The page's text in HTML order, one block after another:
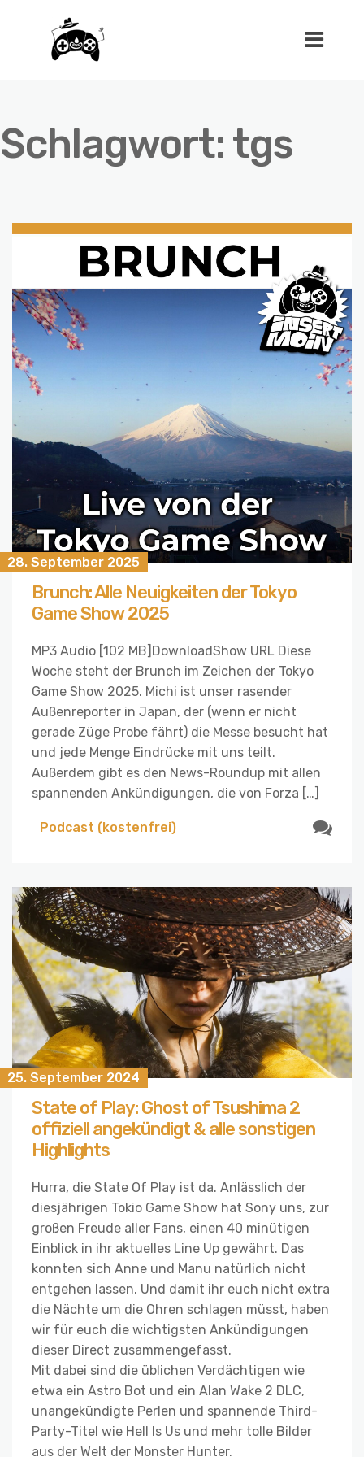
Schlagwort: tgs
28. September 2025
Brunch: Alle Neuigkeiten der Tokyo
Game Show 2025
MP3 Audio [102 MB]DownloadShow URL Diese
Woche steht der Brunch im Zeichen der Tokyo
Game Show 2025. Michi ist unser rasender
Außenreporter in Japan, der (wenn er nicht
gerade Züge Probe fährt) die Messe besucht hat
und jede Menge Eindrücke mit uns teilt.
Außerdem gibt es den News-Roundup mit allen
spannenden Ankündigungen, die von Forza […]
Podcast (kostenfrei)
25. September 2024
State of Play: Ghost of Tsushima 2
offiziell angekündigt & alle sonstigen
Highlights
Hurra, die State Of Play ist da. Anlässlich der
diesjährigen Tokio Game Show hat Sony uns, zur
großen Freude aller Fans, einen 40 minütigen
Einblick in ihr aktuelles Line Up gewährt. Das
konnten sich Anne und Manu natürlich nicht
entgehen lassen. Und damit ihr euch nicht extra
die Nächte um die Ohren schlagen müsst, haben
wir für euch die wichtigsten Ankündigungen
dieser Direct zusammengefasst.
Mit dabei sind die üblichen Verdächtigen wie
etwa ein Astro Bot und ein Alan Wake 2 DLC,
unangekündigte Perlen und spannende Third-
Party-Titel wie Hell Is Us und mehr tolle Bilder
aus der Welt der Monster Hunter.